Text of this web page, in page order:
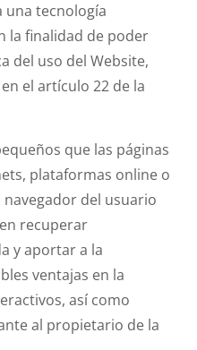
una tecnología
la finalidad de poder
del uso del Website,
el artículo 22 de la
que las páginas
plataformas online o
del usuario
recuperar
y aportar a la
ventajas en la
así como
al propietario de la